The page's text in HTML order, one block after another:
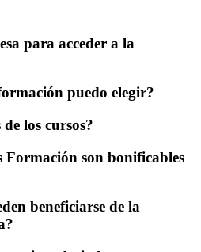
para acceder a la
puedo elegir?
los cursos?
Formación son bonificables
beneficiarse de la